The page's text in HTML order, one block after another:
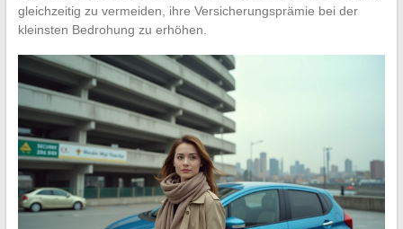
gleichzeitig zu vermeiden, ihre Versicherungsprämie bei der
kleinsten Bedrohung zu erhöhen.